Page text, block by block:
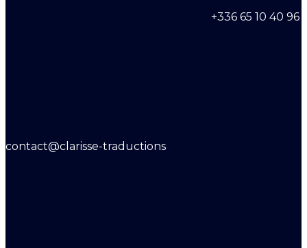
+336 65 10 40 96
contact@clarisse-traductions